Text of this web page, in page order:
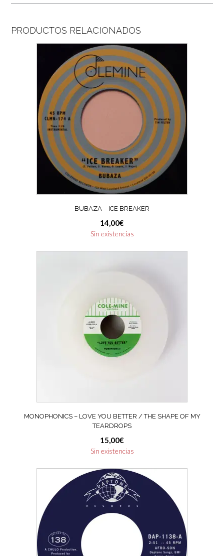
PRODUCTOS RELACIONADOS
BUBAZA – ICE BREAKER
14,00€
Sin existencias
MONOPHONICS – LOVE YOU BETTER / THE SHAPE OF MY
TEARDROPS
15,00€
Sin existencias